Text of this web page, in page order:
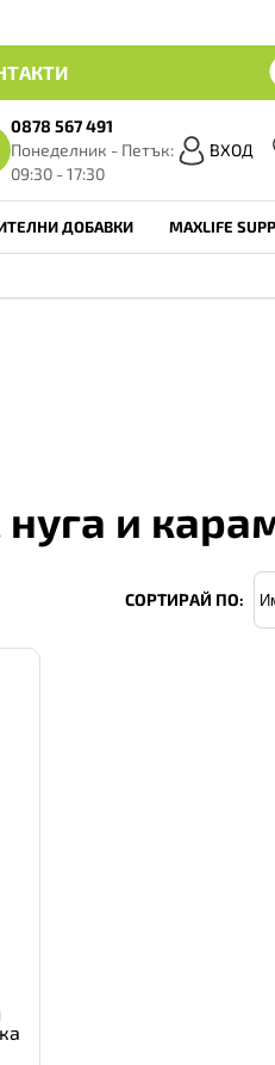
0878 567 491
Понеделник - Петък:
09:30 - 17:30
ВХОД
ДОБАВКИ MAXLIFE
и
СОРТИРАЙ ПО: